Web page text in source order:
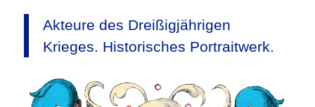
Akteure des Dreißigjährigen
Krieges. Historisches Portraitwerk.